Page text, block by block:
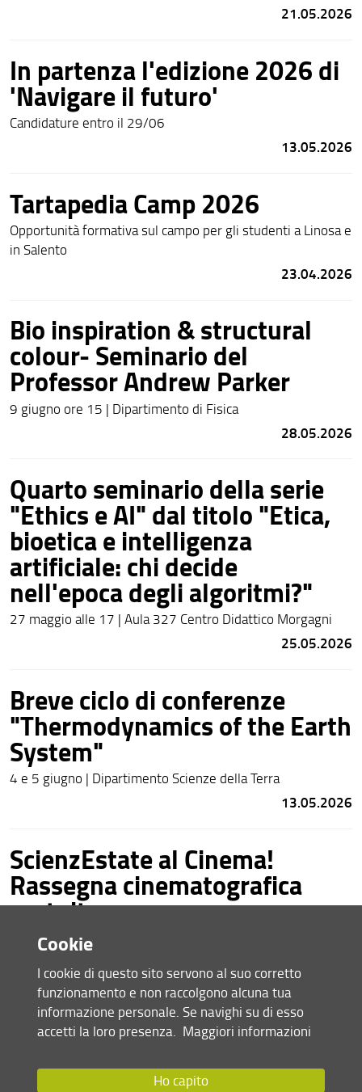
21.05.2026
In partenza l'edizione 2026 di
'Navigare il futuro'
Candidature entro il 29/06
13.05.2026
Tartapedia Camp 2026
Opportunità formativa sul campo per gli studenti a Linosa e
in Salento
23.04.2026
Bio inspiration & structural
colour- Seminario del
Professor Andrew Parker
9 giugno ore 15 | Dipartimento di Fisica
28.05.2026
Quarto seminario della serie
"Ethics e AI" dal titolo "Etica,
bioetica e intelligenza
artificiale: chi decide
nell'epoca degli algoritmi?"
27 maggio alle 17 | Aula 327 Centro Didattico Morgagni
25.05.2026
Breve ciclo di conferenze
"Thermodynamics of the Earth
System"
4 e 5 giugno | Dipartimento Scienze della Terra
13.05.2026
ScienzEstate al Cinema!
Rassegna cinematografica
gratuita
Prima data giovedì 7 maggio ore 20:45 al Multisala Grotta
di Sesto Fiorentino
7.05.2026
Infopoint in English
Every Friday from 9 to 1, starting in April.
2.04.2026
Cookie
I cookie di questo sito servono al suo corretto
funzionamento e non raccolgono alcuna tua
informazione personale. Se navighi su di esso
accetti la loro presenza. Maggiori informazioni
Ho capito